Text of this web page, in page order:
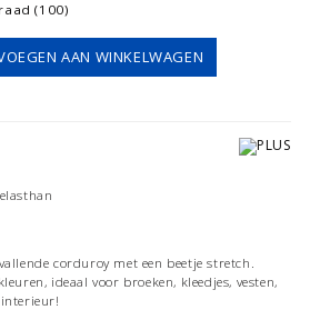
(100)
AAN WINKELWAGEN
corduroy met een beetje stretch.
ideaal voor broeken, kleedjes, vesten,